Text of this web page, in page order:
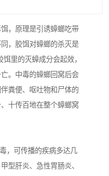
，原理是引诱蟑螂吃带
，胶饵对蟑螂的杀灭是
里的灭蟑成分会起效，
。中毒的蟑螂回窝后会
粪便、呕吐物和尸体的
十传百地在整个蟑螂窝
，可传播的疾病多达几
型肝炎、急性胃肠炎、